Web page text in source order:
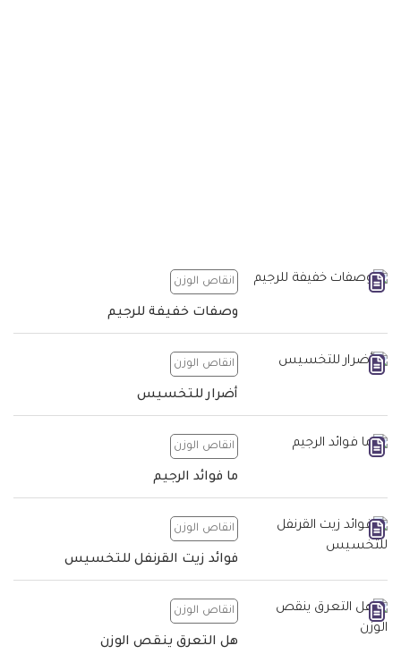
انقاص الوزن
وصفات خفيفة للرجيم
انقاص الوزن
أضرار للتخسيس
انقاص الوزن
ما فوائد الرجيم
انقاص الوزن
فوائد زيت القرنفل للتخسيس
انقاص الوزن
هل التعرق ينقص الوزن